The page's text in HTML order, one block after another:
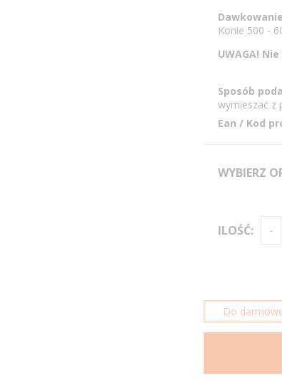
Konie 500 -
UWAGA!
Sposób
wymieszać z
Ean / Kod
WYBIERZ
ILOŚĆ:
Do